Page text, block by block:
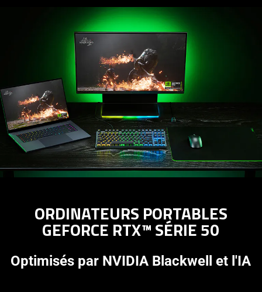
ORDINATEURS PORTABLES
GEFORCE RTX™ SÉRIE 50
Optimisés par NVIDIA Blackwell et l'IA